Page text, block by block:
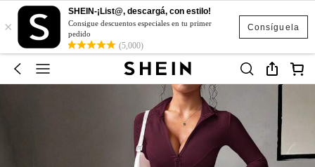
Consíguela
×
SHEIN-¡List@, descargá, con estilo!
Consigue descuentos especiales en tu primer
pedido
(5,000)